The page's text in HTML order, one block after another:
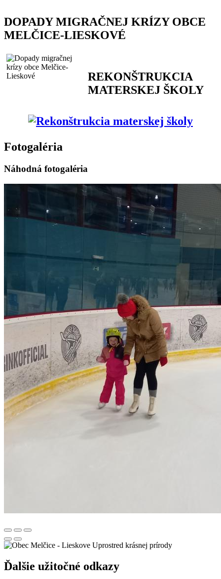
DOPADY MIGRAČNEJ KRÍZY OBCE
MELČICE-LIESKOVÉ
REKONŠTRUKCIA
MATERSKEJ ŠKOLY
Fotogaléria
Náhodná fotogaléria
Uprostred krásnej prírody
Ďalšie užitočné odkazy